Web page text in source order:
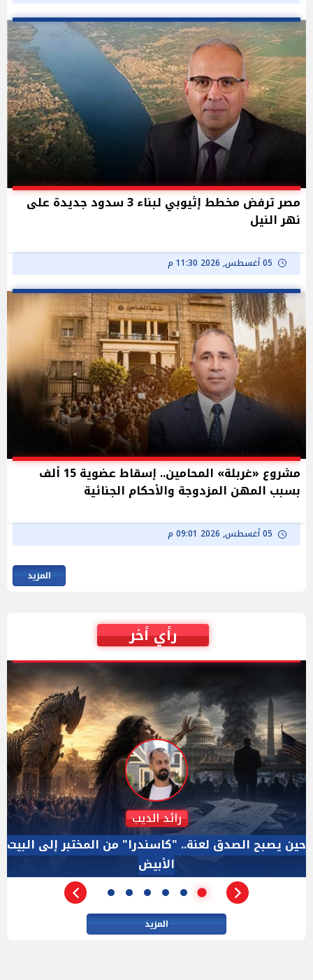
مصر ترفض مخطط إثيوبي لبناء 3 سدود جديدة على
نهر النيل
05 أغسطس, 2026 11:30 م
مشروع «غربلة» المحامين.. إسقاط عضوية 15 ألف
بسبب المهن المزدوجة والأحكام الجنائية
05 أغسطس, 2026 09:01 م
المزيد
رأي أخر
دكتور نزيه الحكيم
الإجازة البرلمانية ليست إجازة من الرقابة.. والسؤال ليس
الأداة الوحيده بعد فض الانعقاد
المزيد